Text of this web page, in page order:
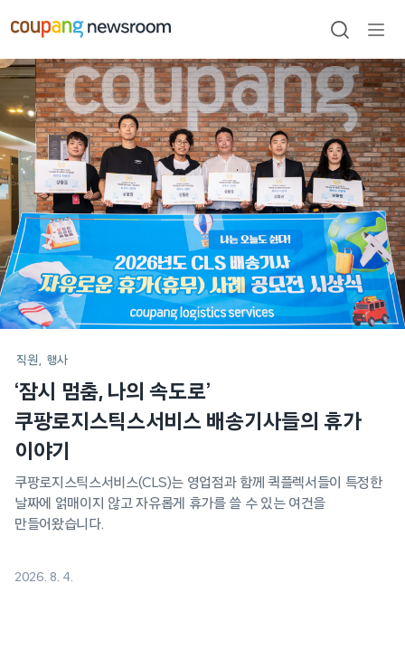
건너뛰기
검색
열기
메인
포스트
직원 행사
‘잠시 멈춤, 나의 속도로’
쿠팡로지스틱스서비스 배송기사들의 휴가
이야기
쿠팡로지스틱스서비스(CLS)는 영업점과 함께 퀵플렉서들이 특정한
날짜에 얽매이지 않고 자유롭게 휴가를 쓸 수 있는 여건을
만들어왔습니다.
2026. 8. 4.